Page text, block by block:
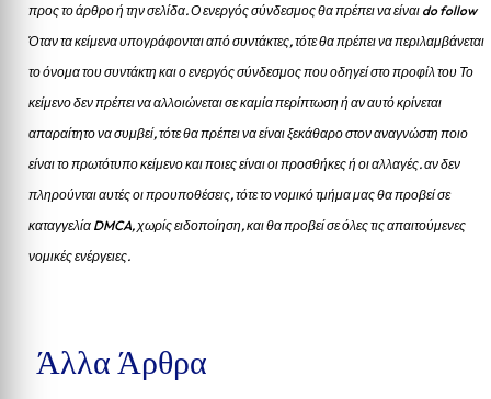
προς το άρθρο ή την σελίδα.Ο ενεργός σύνδεσμος θα πρέπει να είναι do follow
Όταν τα κείμενα υπογράφονται από συντάκτες, τότε θα πρέπει να περιλαμβάνεται
το όνομα του συντάκτη και ο ενεργός σύνδεσμος που οδηγεί στο προφίλ του Το
κείμενο δεν πρέπει να αλλοιώνεται σε καμία περίπτωση ή αν αυτό κρίνεται
απαραίτητο να συμβεί, τότε θα πρέπει να είναι ξεκάθαρο στον αναγνώστη ποιο
είναι το πρωτότυπο κείμενο και ποιες είναι οι προσθήκες ή οι αλλαγές. αν δεν
πληρούνται αυτές οι προυποθέσεις, τότε το νομικό τμήμα μας θα προβεί σε
καταγγελία DMCA, χωρίς ειδοποίηση, και θα προβεί σε όλες τις απαιτούμενες
νομικές ενέργειες.
Άλλα Άρθρα